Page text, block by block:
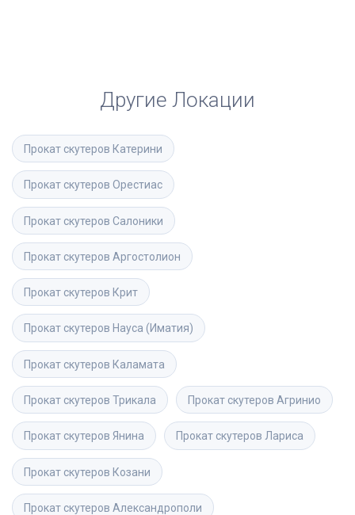
Другие Локации
Прокат скутеров Катерини
Прокат скутеров Орестиас
Прокат скутеров Салоники
Прокат скутеров Аргостолион
Прокат скутеров Крит
Прокат скутеров Науса (Иматия)
Прокат скутеров Каламата
Прокат скутеров Трикала Прокат скутеров Агринио
Прокат скутеров Янина Прокат скутеров Лариса
Прокат скутеров Козани
Прокат скутеров Александрополи